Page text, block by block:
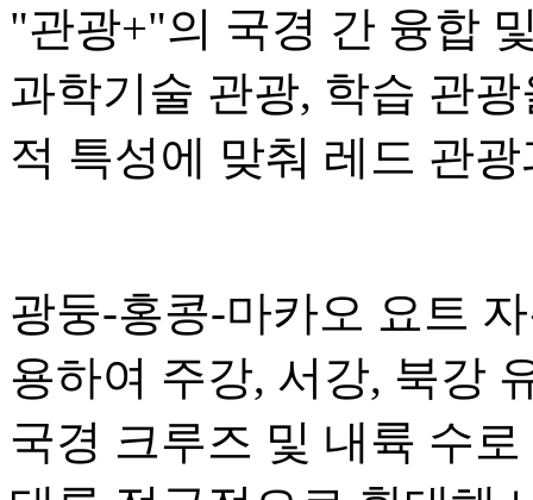
"관광+"의 국경 간 융합
과학기술 관광, 학습 관
적 특성에 맞춰 레드 관
광둥-홍콩-마카오 요트
용하여 주강, 서강, 북강
국경 크루즈 및 내륙 수